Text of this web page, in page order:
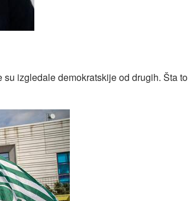
izgledale demokratskije od drugih. Šta